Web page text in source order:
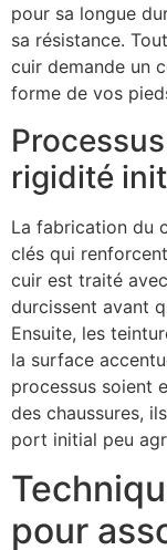
pour sa longue
sa résistance.
cuir demande un
forme de vos
rigidité
La fabrication du
clés qui
cuir est traité
durcissent avant
Ensuite, les
la surface
processus soient
des chaussures,
port initial peu
pour